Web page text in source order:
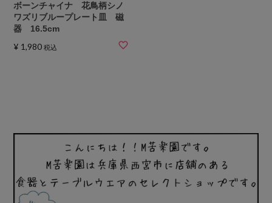
ボーンチャイナ 花鳥柄シノ
ワズリブループレート皿 磁
器 16.5cm
¥ 1,980 税込